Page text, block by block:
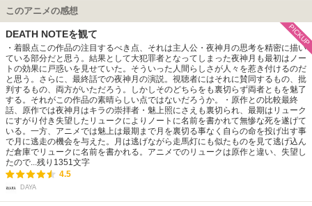
このアニメの感想
DEATH NOTEを観て
・着眼点この作品の注目するべき点、それは主人公・夜神月の思考を精密に描い
ている部分だと思う。結果として大犯罪者となってしまった夜神月も最初はノー
トの効果に戸惑いを見せていた。そういった人間らしさが人々を惹き付けるのだ
と思う。さらに、最終話での夜神月の演説。視聴者にはそれに賛同するもの、批
判するもの、両方がいただろう。しかしそのどちらをも裏切らず両者ともを魅了
する。それがこの作品の素晴らしい点ではないだろうか。・原作との比較最終
話、原作では夜神月はキラの崇拝者・魅上照にさえも裏切られ、最期はリューク
にすがり付き失望したリュークによりノートに名前を書かれて無惨な死を遂げて
いる。一方、アニメでは魅上は最期まで月を裏切る事なく自らの命を投げ出す事
で月に逃走の機会を与えた。月は逃げながら走馬灯にも似たものを見て逃げ込ん
だ倉庫でリュークに名前を書かれる。アニメでのリュークは原作と違い、失望し
たので...残り 1351文字
4.5
DAYA
PICKUP